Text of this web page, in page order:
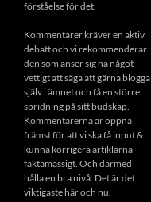
förståelse för det.
Kommentarer kräver en aktiv
debatt och vi rekommenderar
den som anser sig ha något
vettigt att säga att gärna blogga
själv i ämnet och få en större
spridning på sitt budskap.
Kommentarerna är öppna
främst för att vi ska få input &
kunna korrigera artiklarna
faktamässigt. Och därmed
hålla en bra nivå. Det är det
viktigaste här och nu.